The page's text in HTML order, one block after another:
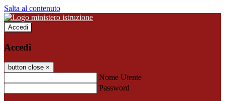
Salta al contenuto
Accedi
Accedi
button close ×
Nome Utente
Password